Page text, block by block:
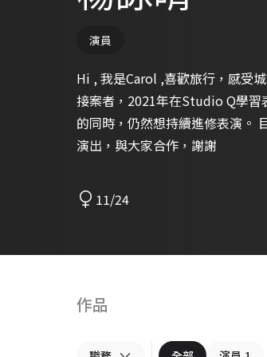
演員
Hi , 我是Carol ,喜歡旅行，感受城市氣息
接案者，2021年在Studio Q學習
的同時，仍然想持續進修表演。 目前有參與廣告的經驗，未來希望有機會參與戲劇
演出，與大家合作，謝謝
11/24
作品